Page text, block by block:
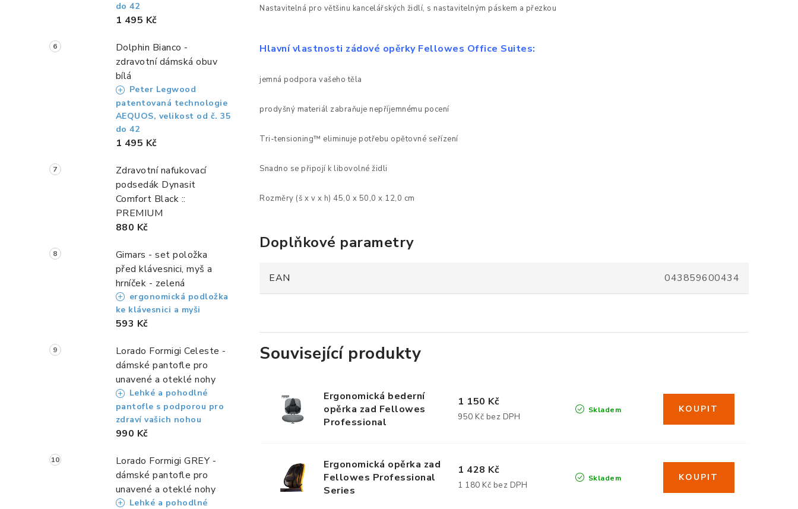
do 42
1 495 Kč
Dolphin Bianco -
zdravotní dámská obuv
bílá
Peter Legwood
patentovaná technologie
AEQUOS, velikost od č. 35
do 42
1 495 Kč
Zdravotní nafukovací
podsedák Dynasit
Comfort Black ::
PREMIUM
880 Kč
Gimars - set položka
před klávesnici, myš a
hrníček - zelená
ergonomická podložka
ke klávesnici a myši
593 Kč
Lorado Formigi Celeste -
dámské pantofle pro
unavené a oteklé nohy
Lehké a pohodlné
pantofle s podporou pro
zdraví vašich nohou
990 Kč
Lorado Formigi GREY -
dámské pantofle pro
unavené a oteklé nohy
Lehké a pohodlné
Nastavitelná pro většinu kancelářských židlí, s nastavitelným páskem a přezkou
Hlavní vlastnosti zádové opěrky Fellowes Office Suites:
jemná podpora vašeho těla
prodyšný materiál zabraňuje nepříjemnému pocení
Tri-tensioning™ eliminuje potřebu opětovné seřízení
Snadno se připojí k libovolné židli
Rozměry (š x v x h) 45,0 x 50,0 x 12,0 cm
Doplňkové parametry
EAN 043859600434
Související produkty
Ergonomická bederní
opěrka zad Fellowes
Professional
Skladem
950 Kč bez DPH
1 150 Kč
Ergonomická opěrka zad
Fellowes Professional
Series
Skladem
1 180 Kč bez DPH
1 428 Kč